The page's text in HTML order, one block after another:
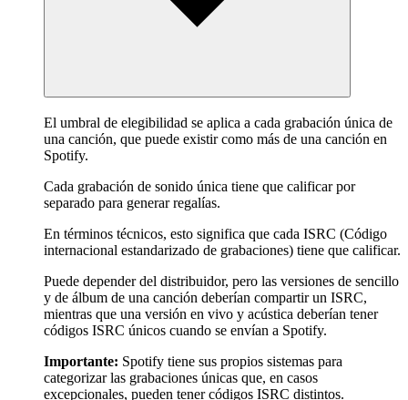
El umbral de elegibilidad se aplica a cada grabación única de
una canción, que puede existir como más de una canción en
Spotify.
Cada grabación de sonido única tiene que calificar por
separado para generar regalías.
En términos técnicos, esto significa que cada ISRC (Código
internacional estandarizado de grabaciones) tiene que calificar.
Puede depender del distribuidor, pero las versiones de sencillo
y de álbum de una canción deberían compartir un ISRC,
mientras que una versión en vivo y acústica deberían tener
códigos ISRC únicos cuando se envían a Spotify.
Importante: Spotify tiene sus propios sistemas para
categorizar las grabaciones únicas que, en casos
excepcionales, pueden tener códigos ISRC distintos.